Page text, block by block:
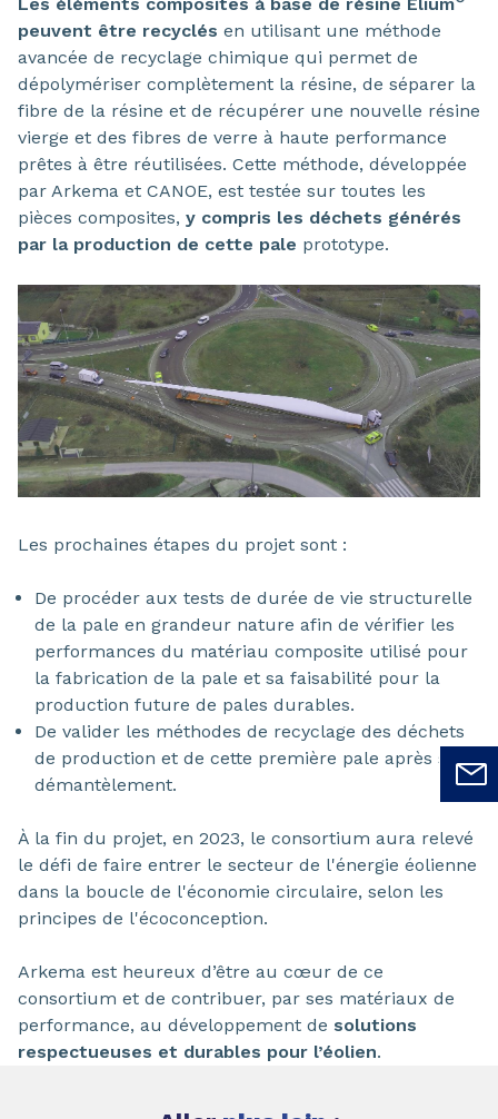
peuvent être recyclés en utilisant une méthode
avancée de recyclage chimique qui permet de
dépolymériser complètement la résine, de séparer la
fibre de la résine et de récupérer une nouvelle résine
vierge et des fibres de verre à haute performance
prêtes à être réutilisées. Cette méthode, développée
par Arkema et CANOE, est testée sur toutes les
pièces composites, y compris les déchets générés
par la production de cette pale prototype.
Les prochaines étapes du projet sont :
De procéder aux tests de durée de vie structurelle
de la pale en grandeur nature afin de vérifier les
performances du matériau composite utilisé pour
la fabrication de la pale et sa faisabilité pour la
production future de pales durables.
De valider les méthodes de recyclage des déchets
de production et de cette première pale après son
démantèlement.
À la fin du projet, en 2023, le consortium aura relevé
le défi de faire entrer le secteur de l'énergie éolienne
dans la boucle de l'économie circulaire, selon les
principes de l'écoconception.
Arkema est heureux d’être au cœur de ce
consortium et de contribuer, par ses matériaux de
performance, au développement de solutions
respectueuses et durables pour l’éolien.